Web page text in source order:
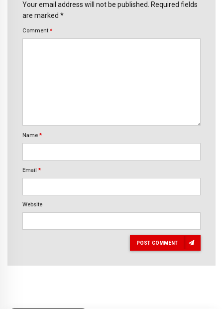
Your email address will not be published. Required fields
are marked *
Comment *
Name *
Email *
Website
POST COMMENT